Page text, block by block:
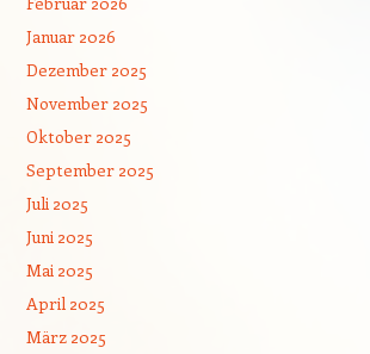
Januar 2026
Dezember 2025
November 2025
Oktober 2025
September 2025
Juli 2025
Juni 2025
Mai 2025
April 2025
März 2025